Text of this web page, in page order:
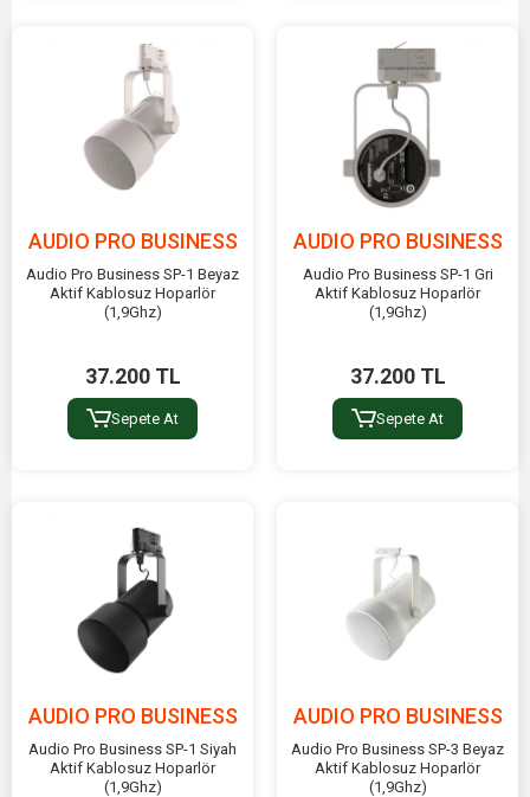
AUDIO PRO BUSINESS
Audio Pro Business SP-1 Beyaz
Aktif Kablosuz Hoparlör
(1,9Ghz)
37.200 TL
Sepete At
AUDIO PRO BUSINESS
Audio Pro Business SP-1 Gri
Aktif Kablosuz Hoparlör
(1,9Ghz)
37.200 TL
Sepete At
AUDIO PRO BUSINESS
Audio Pro Business SP-1 Siyah
Aktif Kablosuz Hoparlör
(1,9Ghz)
AUDIO PRO BUSINESS
Audio Pro Business SP-3 Beyaz
Aktif Kablosuz Hoparlör
(1,9Ghz)